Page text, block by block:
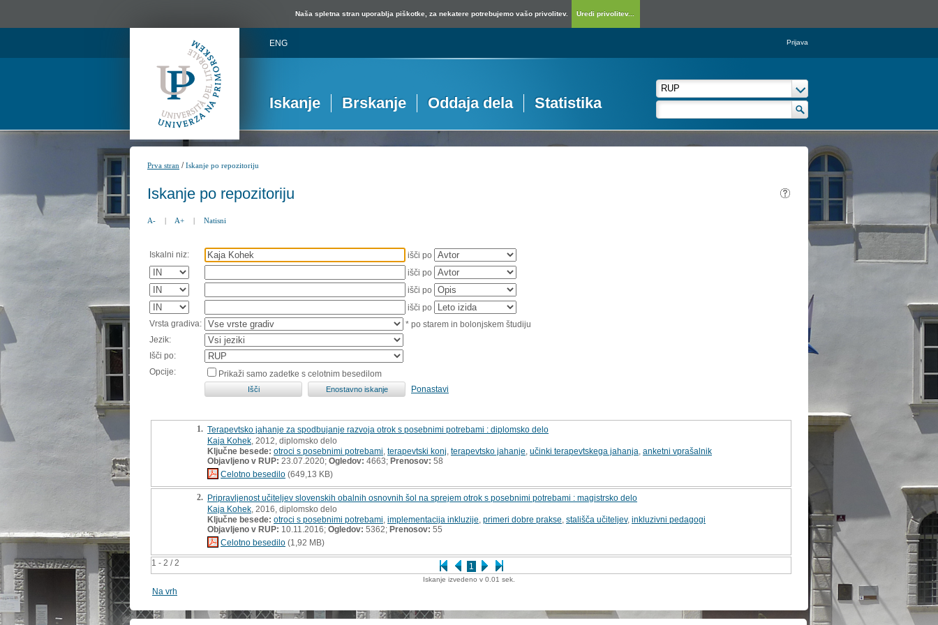
Naša spletna stran uporablja piškotke, za nekatere potrebujemo vašo privolitev. Uredi privolitev...
ENG Prijava
Iskanje Brskanje Oddaja dela Statistika
Prva stran /Iskanje po repozitoriju
Iskanje po repozitoriju
A- | A+ | Natisni
Iskalni niz:
išči po
išči po
išči po
išči po
Vrsta gradiva:
* po starem in bolonjskem študiju
Jezik:
Išči po:
Opcije:
Prikaži samo zadetke s celotnim besedilom
Ponastavi
1 - 2 / 2 1
1. Terapevtsko jahanje za spodbujanje razvoja otrok s posebnimi potrebami : diplomsko delo
Kaja Kohek , 2012, diplomsko delo
Ključne besede: otroci s posebnimi potrebami terapevtski konj terapevtsko jahanje učinki terapevtskega jahanja anketni vprašalnik
Objavljeno v RUP: 23.07.2020; Ogledov: 4663; Prenosov: 58
Celotno besedilo (649,13 KB)
2. Pripravljenost učiteljev slovenskih obalnih osnovnih šol na sprejem otrok s posebnimi potrebami : magistrsko delo
Kaja Kohek , 2016, diplomsko delo
Ključne besede: otroci s posebnimi potrebami implementacija inkluzije primeri dobre prakse stališča učiteljev, inkluzivni pedagogi
Objavljeno v RUP: 10.11.2016; Ogledov: 5362; Prenosov: 55
Celotno besedilo (1,92 MB)
Iskanje izvedeno v 0.01 sek.
Na vrh